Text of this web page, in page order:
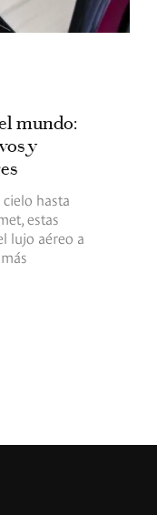
mundo:
y
hasta
estas
lujo aéreo a